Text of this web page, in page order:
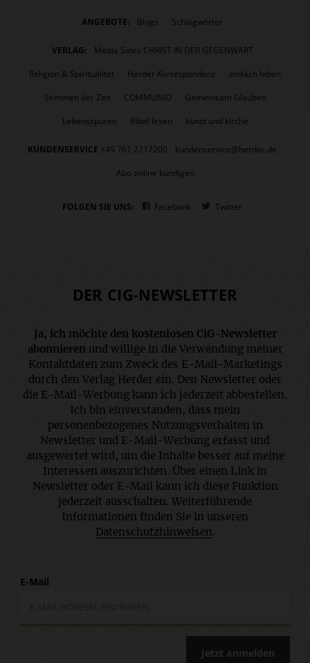
ANGEBOTE: Blogs Schlagwörter
VERLAG:
Media Sales CHRIST IN DER GEGENWART
Religion & Spiritualität
Herder Korrespondenz
einfach leben
Stimmen der Zeit
COMMUNIO
Gemeinsam Glauben
Lebensspuren
Bibel lesen kunst und kirche
KUNDENSERVICE +49 761 2717200
kundenservice@herder.de
Abo online kündigen
FOLGEN SIE UNS: Facebook Twitter
DER CIG-NEWSLETTER
Ja, ich möchte den kostenlosen CiG-Newsletter
abonnierenund willige in die Verwendung meiner
Kontaktdaten zum Zweck des E-Mail-Marketings
durch den Verlag Herder ein. Den Newsletter oder
die E-Mail-Werbung kann ich jederzeit abbestellen.
Ich bin einverstanden, dass mein
personenbezogenes Nutzungsverhalten in
Newsletter und E-Mail-Werbung erfasst und
ausgewertet wird, um die Inhalte besser auf meine
Interessen auszurichten. Über einen Link in
Newsletter oder E-Mail kann ich diese Funktion
jederzeit ausschalten. Weiterführende
Informationen finden Sie in unseren
Datenschutzhinweisen.
E-Mail
Jetzt anmelden